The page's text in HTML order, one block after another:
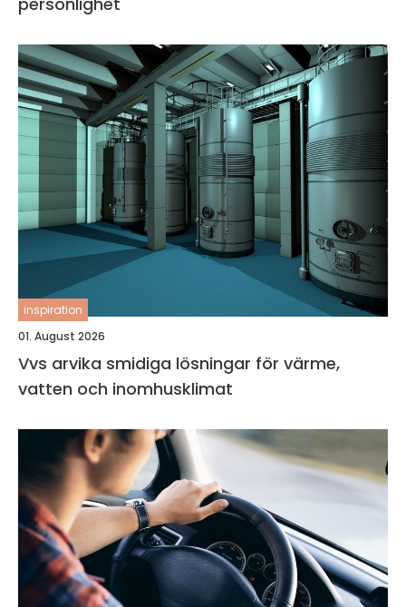
inspiration
01. August 2026
Vvs arvika smidiga lösningar för värme,
vatten och inomhusklimat